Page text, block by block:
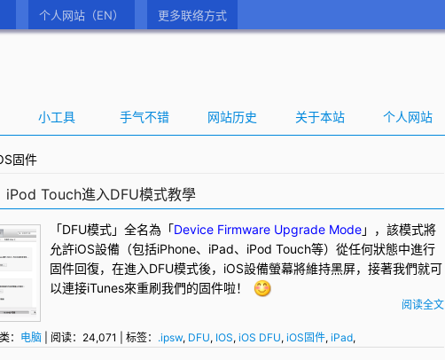
个人网站（EN） 更多联络方式
小工具 手气不错 网站历史 关于本站 个人网站
固件
iPod Touch進入DFU模式教學
「DFU模式」全名為「Device Firmware Upgrade Mode」，該模式將
允許iOS設備（包括iPhone、 iPad、 iPod Touch等）從任何狀態中進行
固件回復，在進入DFU模式後，iOS設備螢幕將維持黑屏，接著我們就可
以連接iTunes來重刷我們的固件啦！
阅读全文
： 电脑 | 阅读：24,071 | 标签： .ipsw, DFU, IOS, iOS DFU, iOS固件, iPad,